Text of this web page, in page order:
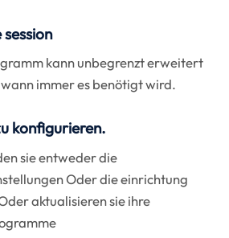
session
kann unbegrenzt erweitert
immer es benötigt wird.
konfigurieren.
sie entweder die
Oder die einrichtung
aktualisieren sie ihre